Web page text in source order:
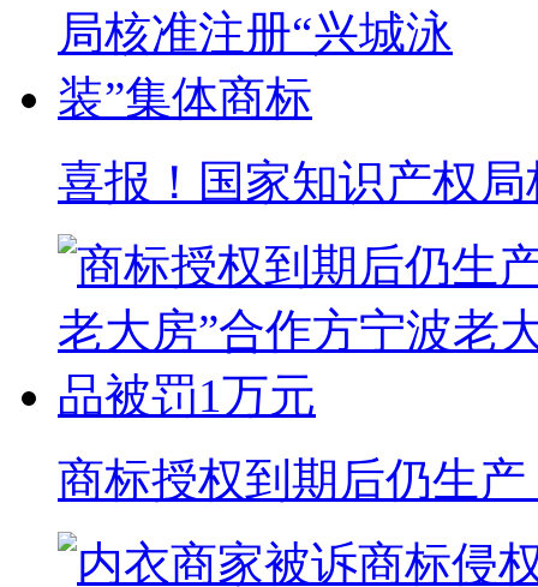
喜报！国家知识产权
商标授权到期后仍生产